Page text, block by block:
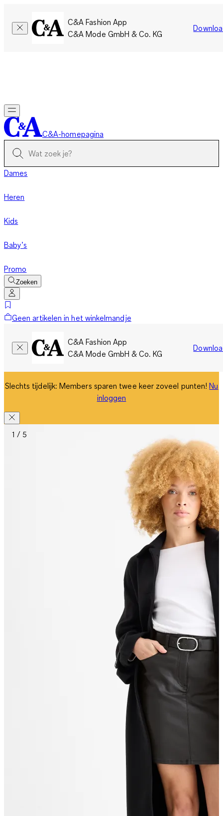
C&A Fashion App
C&A Mode GmbH & Co. KG
C&A-homepagina
Dames
Heren
Kids
Baby’s
Promo
Zoeken
Geen artikelen in het winkelmandje
C&A Fashion App
C&A Mode GmbH & Co. KG
Slechts tijdelijk: Members sparen twee keer zoveel punten!Nu
inloggen
1 / 5